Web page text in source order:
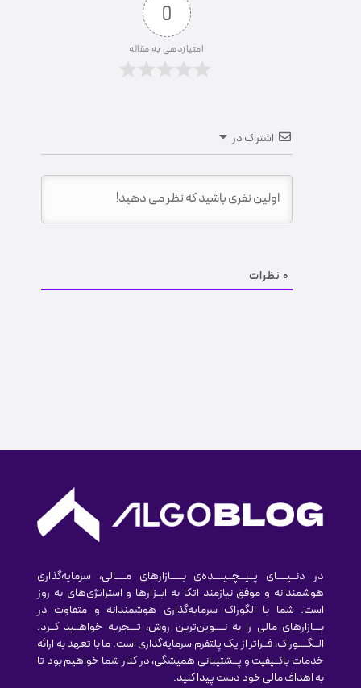
0
امتیازدهی به مقاله
اشتراک در
0 نظرات
در دنــیــــای پــیــچــیــــده‌ی بـــــازارهای مــــالی، سرمایه‌گذاری
هوشمندانه و موفق نیازمند اتکا به ابــزارها و استراتژی‌های به روز
است. شما با الگوراک سرمایه‌گذاری هوشمندانه و متفاوت در
بـــازارهای مالی را به نــــوین‌ترین روش‌، تـــجربه خواهــید کــرد.
الــگــــوراک، فــراتر از یک پلتفرم سرمایه‌گذاری است. ما با تعهد به ارائه
خدمات باکــیفیت و پــشتیبانی همیشگی، در کنار شما خواهیم بود تا
به اهداف مالی خود دست پیدا کنید.